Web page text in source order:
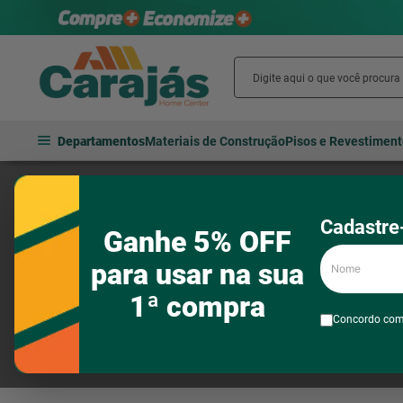
DepartamentosMateriais de ConstruçãoPisos e
Ganhe 5% OFF
para usar na sua
1ª compra
Nome
Concordo